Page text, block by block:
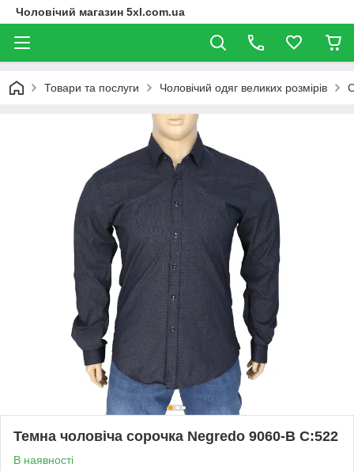
Чоловічий магазин 5xl.com.ua
Товари та послуги Чоловічий одяг великих розмірів
Темна чоловіча сорочка Negredo 9060-B C:522
В наявності